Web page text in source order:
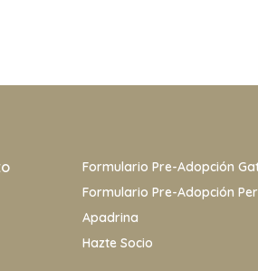
Formulario Pre-Adopción
Formulario Pre-Adopción
Apadrina
Hazte Socio